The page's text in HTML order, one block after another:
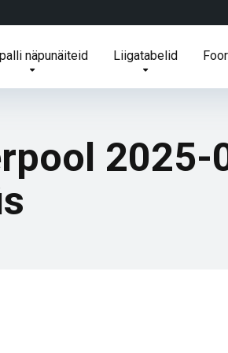
näpunäiteid Liigatabelid
2025-